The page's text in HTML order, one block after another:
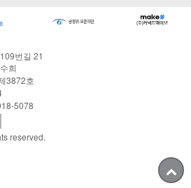
번길 21
희
3872호
5078
reserved.